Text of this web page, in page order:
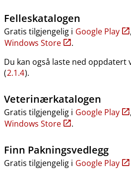
Felleskatalogen
Gratis tilgjengelig i Google Play ,
Windows Store
.
Du kan også laste ned oppdatert
(2.1.4).
Veterinærkatalogen
Gratis tilgjengelig i Google Play ,
Windows Store
.
Finn Pakningsvedlegg
Gratis tilgjengelig i Google Play